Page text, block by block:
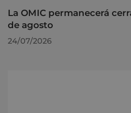
La OMIC permanecerá
de agosto
24/07/2026